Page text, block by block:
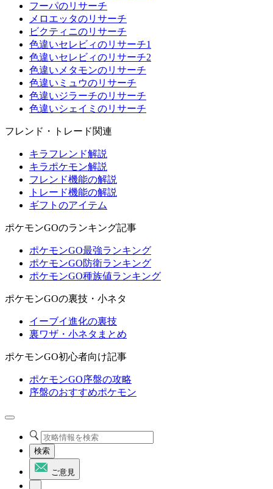
フーパのリサーチ
メロエッタのリサーチ
ビクティニのリサーチ
色違いセレビィのリサーチ1
色違いセレビィのリサーチ2
色違いメタモンのリサーチ
色違いミュウのリサーチ
色違いジラーチのリサーチ
色違いシェイミのリサーチ
フレンド・トレード関連
キラフレンド解説
キラポケモン解説
フレンド機能の解説
トレード機能の解説
ギフトのアイテム
ポケモンGOのランキング記事
ポケモンGO最強ランキング
ポケモンGO防衛ランキング
ポケモンGO種族値ランキング
ポケモンGOの裏技・小ネタ
イーブイ進化の裏技
裏ワザ・小ネタまとめ
ポケモンGO初心者向け記事
ポケモンGO序盤の攻略
序盤のおすすめポケモン
検索
ご意見